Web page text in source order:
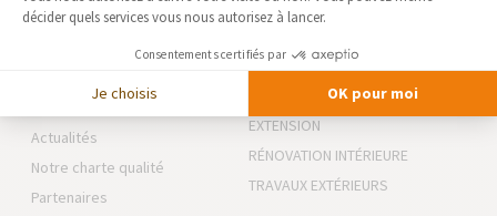
Actualités
Notre charte qualité
Partenaires
NOS DOMAINES
D’INTERVENTION
EXTENSION
RÉNOVATION INTÉRIEURE
TRAVAUX EXTÉRIEURS
décider quels services vous nous autorisez à lancer.
Consentements certifiés par
Je choisis OK pour moi